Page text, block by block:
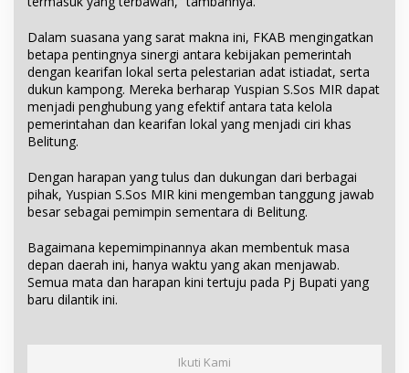
Dalam suasana yang sarat makna ini, FKAB mengingatkan
betapa pentingnya sinergi antara kebijakan pemerintah
dengan kearifan lokal serta pelestarian adat istiadat, serta
dukun kampong. Mereka berharap Yuspian S.Sos MIR dapat
menjadi penghubung yang efektif antara tata kelola
pemerintahan dan kearifan lokal yang menjadi ciri khas
Belitung.
Dengan harapan yang tulus dan dukungan dari berbagai
pihak, Yuspian S.Sos MIR kini mengemban tanggung jawab
besar sebagai pemimpin sementara di Belitung.
Bagaimana kepemimpinannya akan membentuk masa
depan daerah ini, hanya waktu yang akan menjawab.
Semua mata dan harapan kini tertuju pada Pj Bupati yang
baru dilantik ini.
Ikuti Kami